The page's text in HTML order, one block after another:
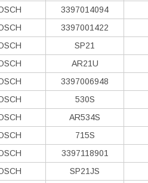
3397014094
3397001422
SP21
AR21U
3397006948
530S
AR534S
715S
3397118901
SP21JS